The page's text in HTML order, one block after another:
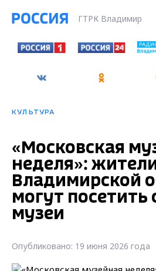
ГТРК Владимир
КУЛЬТУРА
«Московская
неделя»:
Владимирской
могут посетить
музеи
Опубликовано: 19 июня 2026 года